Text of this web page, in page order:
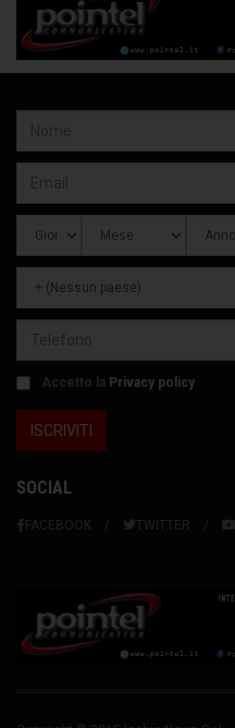
Accetto la Privacy policy
SOCIAL
FACEBOOK TWITTER